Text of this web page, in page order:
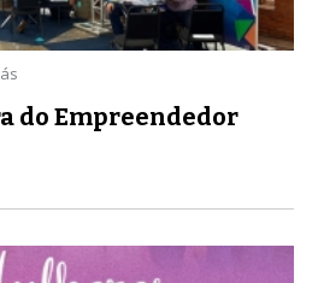
do Empreendedor